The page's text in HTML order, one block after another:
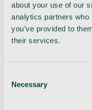
about your use of our
analytics partners who
you’ve provided to
their services.
Selection
Necessary